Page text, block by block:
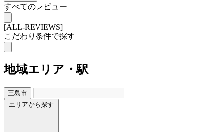
すべてのレビュー
[ALL-REVIEWS]
こだわり条件で探す
地域エリア・駅
三島市
エリアから探す